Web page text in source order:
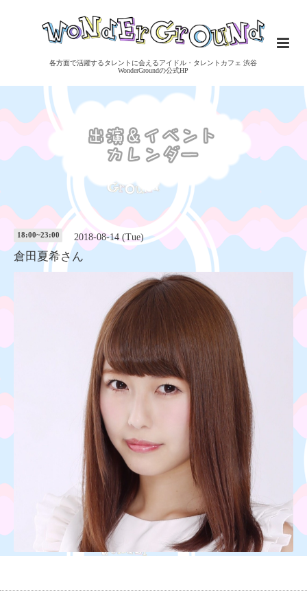
各方面で活躍するタレントに会えるアイドル・タレントカフェ 渋谷
WonderGroundの公式HP
18:00~23:00 2018-08-14 (Tue)
倉田夏希さん